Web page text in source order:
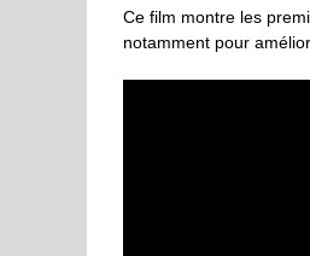
Ce film montre les
notamment pour